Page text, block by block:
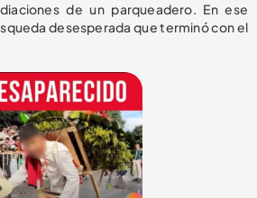
de un parqueadero. En ese
desesperada que terminó con el